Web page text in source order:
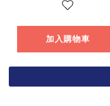
加入購物車